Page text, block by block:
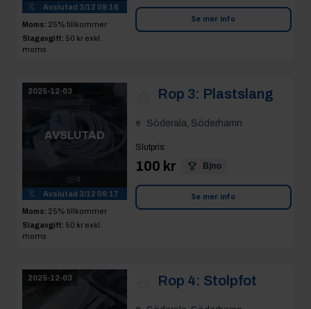
Avslutad 3/12 09:16
Moms: 25% tillkommer
Slagavgift: 50 kr exkl.
moms
Se mer info
2025-12-03
AVSLUTAD
4
Avslutad 3/12 09:17
Moms: 25% tillkommer
Slagavgift: 50 kr exkl.
moms
Rop 3: Plastslang
Söderala, Söderhamn
Slutpris:
100 kr Bjno
Se mer info
2025-12-03 Rop 4: Stolpfot